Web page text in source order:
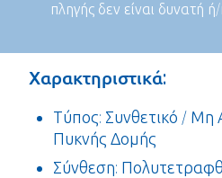
πληγής δεν είναι δυνατή
Χαρακτηριστικά:
Τύπος: Συνθετικό /
Πυκνής Δομής
Σύνθεση: